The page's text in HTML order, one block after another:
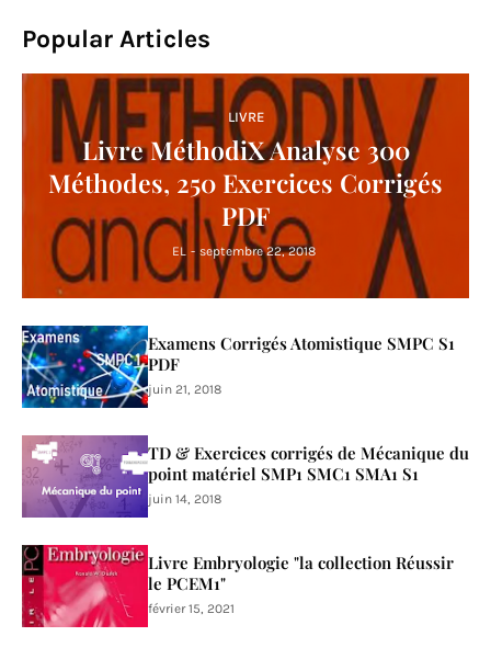
Popular Articles
LIVRE
Livre MéthodiX Analyse 300
Méthodes, 250 Exercices Corrigés
PDF
EL - septembre 22, 2018
Examens Corrigés Atomistique SMPC S1
PDF
juin 21, 2018
TD & Exercices corrigés de Mécanique du
point matériel SMP1 SMC1 SMA1 S1
juin 14, 2018
Livre Embryologie "la collection Réussir
le PCEM1"
février 15, 2021